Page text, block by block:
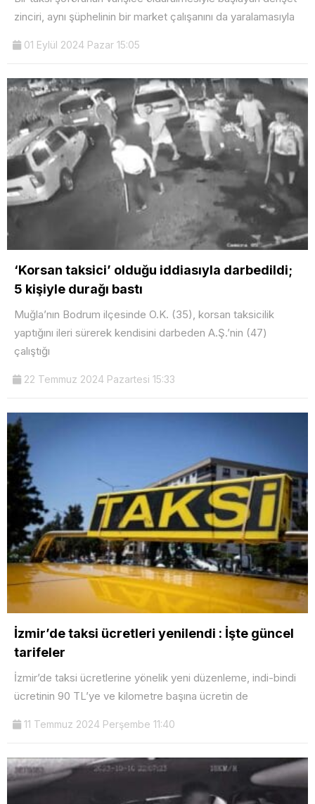
zinciri, aynı şüphelinin bir market çalışanını da yaralamasıyla
01 Eylül 2024 Pazar 15:05
‘Korsan taksici’ olduğu iddiasıyla darbedildi;
5 kişiyle durağı bastı
Muğla’nın Bodrum ilçesinde O.K. (35), korsan taksicilik
yaptığını ileri sürerek kendisini darbeden A.Ş.’nin (47)
çalıştığı
22 Temmuz 2024 Pazartesi 15:33
İzmir’de taksi ücretleri yenilendi : İşte güncel
tarifeler
İzmir’de taksi ücretlerine yönelik yeni düzenleme, indi-bindi
ücretinin 90 TL’ye ve kilometre başına ücretin de
11 Temmuz 2024 Perşembe 11:40